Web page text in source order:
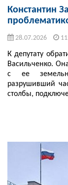
Константин
28.07.2026
К депутату
Васильченко.
с ее
разрушивший
столбы,